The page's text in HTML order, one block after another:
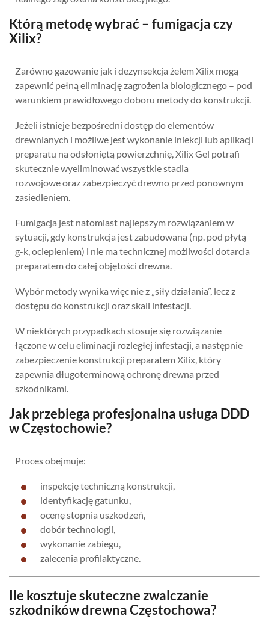
Którą metodę wybrać – fumigacja czy
Xilix?
Zarówno gazowanie jak i dezynsekcja żelem Xilix mogą
zapewnić pełną eliminację zagrożenia biologicznego – pod
warunkiem prawidłowego doboru metody do konstrukcji.
Jeżeli istnieje bezpośredni dostęp do elementów
drewnianych i możliwe jest wykonanie iniekcji lub aplikacji
preparatu na odsłoniętą powierzchnię, Xilix Gel potrafi
skutecznie wyeliminować wszystkie stadia
rozwojowe oraz zabezpieczyć drewno przed ponownym
zasiedleniem.
Fumigacja jest natomiast najlepszym rozwiązaniem w
sytuacji, gdy konstrukcja jest zabudowana (np. pod płytą
g-k, ociepleniem) i nie ma technicznej możliwości dotarcia
preparatem do całej objętości drewna.
Wybór metody wynika więc nie z „siły działania”, lecz z
dostępu do konstrukcji oraz skali infestacji.
W niektórych przypadkach stosuje się rozwiązanie
łączone w celu eliminacji rozległej infestacji, a następnie
zabezpieczenie konstrukcji preparatem Xilix, który
zapewnia długoterminową ochronę drewna przed
szkodnikami.
Jak przebiega profesjonalna usługa DDD
w Częstochowie?
Proces obejmuje:
inspekcję techniczną konstrukcji,
identyfikację gatunku,
ocenę stopnia uszkodzeń,
dobór technologii,
wykonanie zabiegu,
zalecenia profilaktyczne.
Ile kosztuje skuteczne zwalczanie
szkodników drewna Częstochowa?